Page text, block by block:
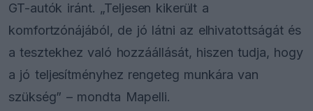
GT-autók iránt. „Teljesen kikerült a
komfortzónájából, de jó látni az elhivatottságát és
a tesztekhez való hozzáállását, hiszen tudja, hogy
a jó teljesítményhez rengeteg munkára van
szükség” – mondta Mapelli.